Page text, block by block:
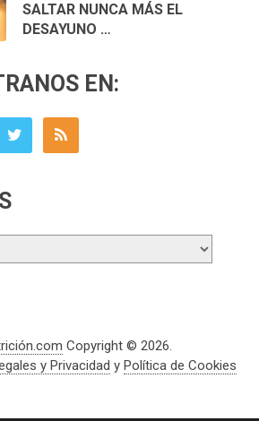
SALTAR NUNCA MÁS EL
DESAYUNO …
EN:
Copyright © 2026.
y Privacidad yPolítica de Cookies